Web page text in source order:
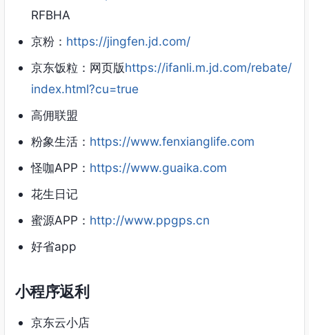
RFBHA
京粉： https://jingfen.jd.com/
京东饭粒：网页版https://ifanli.m.jd.com/rebate/
index.html?cu=true
高佣联盟
粉象生活： https://www.fenxianglife.com
怪咖APP： https://www.guaika.com
花生日记
蜜源APP： http://www.ppgps.cn
好省app
小程序返利
京东云小店